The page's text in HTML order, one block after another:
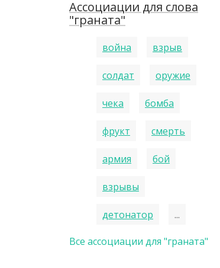
Ассоциации для слова
"граната"
война взрыв
солдат оружие
чека бомба
фрукт смерть
армия бой
взрывы
детонатор ...
Все ассоциации для "граната"